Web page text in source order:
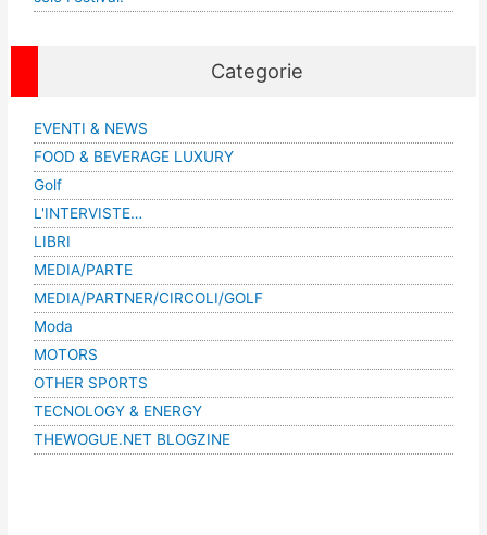
Categorie
EVENTI & NEWS
FOOD & BEVERAGE LUXURY
Golf
L'INTERVISTE…
LIBRI
MEDIA/PARTE
MEDIA/PARTNER/CIRCOLI/GOLF
Moda
MOTORS
OTHER SPORTS
TECNOLOGY & ENERGY
THEWOGUE.NET BLOGZINE